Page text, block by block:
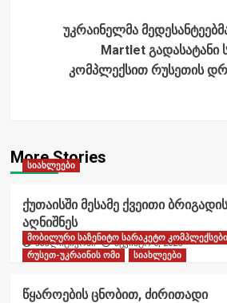
უკრაინელმა
Martlet გადასატანი
კომპლექსით რუსეთის
More Stories
სიახლეები
ქუთაისში მესამე ქვეითი
აღნიშნეს
ანალიტიკოსი აგვისტო 6, 2026
მობილური საზენიტო სარაკეტო კომპლექსები
რუსეთ-უკრაინის ომი
სიახლეები
წყაროების ცნობით, ძირითადი